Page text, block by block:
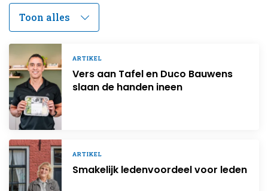
ARTIKEL
Vers aan Tafel en Duco Bauwens
slaan de handen ineen
ARTIKEL
Smakelijk ledenvoordeel voor leden